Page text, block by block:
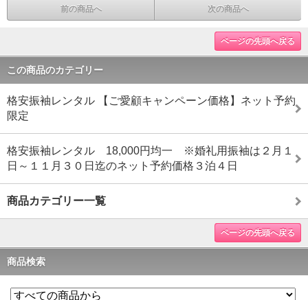
前の商品へ 次の商品へ
ページの先頭へ戻る
この商品のカテゴリー
格安振袖レンタル 【ご愛顧キャンペーン価格】ネット予約
限定
格安振袖レンタル 18,000円均一 ※婚礼用振袖は２月１
日～１１月３０日迄のネット予約価格３泊４日
商品カテゴリー一覧
ページの先頭へ戻る
商品検索